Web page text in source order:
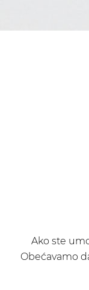
Ako ste
Obećavamo